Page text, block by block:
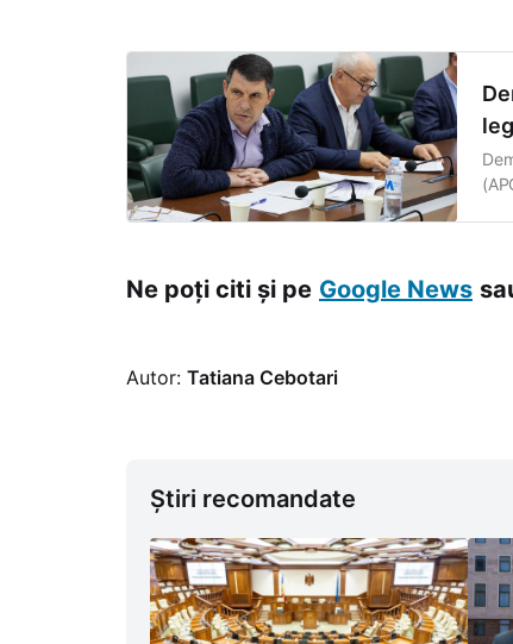
Ne poți citi și pe Google News
Autor: Tatiana Cebotari
Știri recomandate